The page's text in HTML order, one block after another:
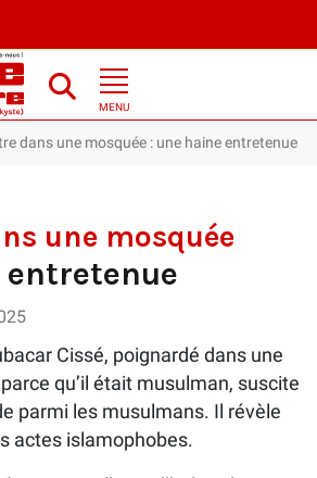
MENU
dans une mosquée : une haine entretenue
une mosquée
Cissé, poignardé dans une
qu’il était musulman, suscite
parmi les musulmans. Il révèle
actes islamophobes.